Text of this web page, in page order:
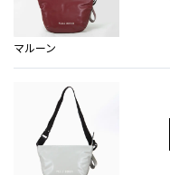
マルーン